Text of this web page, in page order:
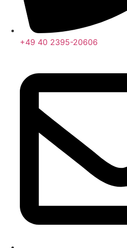
+49 40 2395-20606